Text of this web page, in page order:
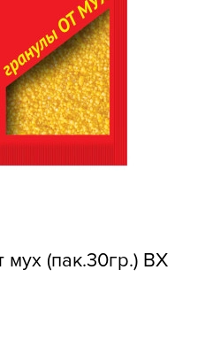
(пак.30гр.) ВХ